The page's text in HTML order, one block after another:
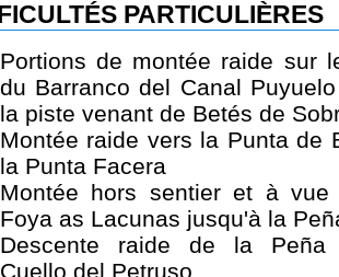
PARTICULIÈRES
Portions de montée raide sur
du Barranco del Canal
la piste venant de Betés de
Montée raide vers la Punta de
la Punta Facera
Montée hors sentier et à
Foya as Lacunas jusqu'à la
Descente raide de la Peña
Cuello del Petruso